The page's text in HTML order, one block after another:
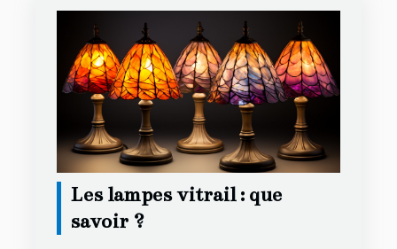
Les lampes vitrail : que
savoir ?